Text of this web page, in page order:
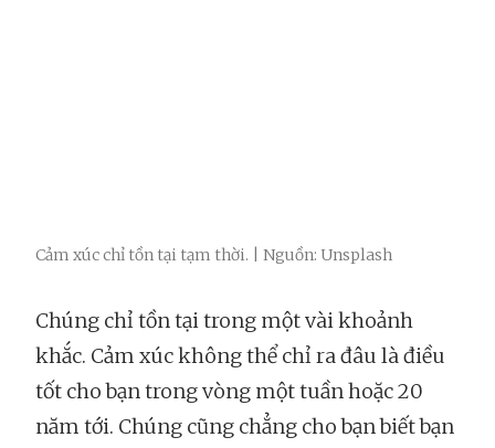
Cảm xúc chỉ tồn tại tạm thời. | Nguồn: Unsplash
Chúng chỉ tồn tại trong một vài khoảnh
khắc. Cảm xúc không thể chỉ ra đâu là điều
tốt cho bạn trong vòng một tuần hoặc 20
năm tới. Chúng cũng chẳng cho bạn biết bạn